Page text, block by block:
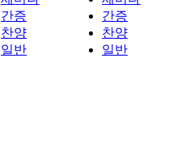
간증
찬양
일반
간증
찬양
일반